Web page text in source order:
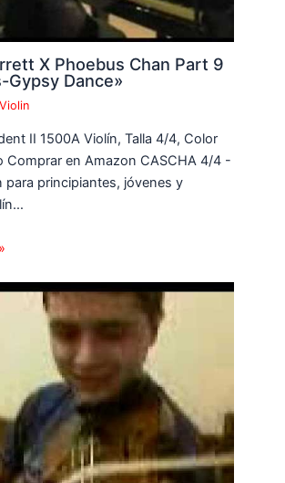
X Phoebus Chan Part 9
Gypsy Dance»
II 1500A Violín, Talla 4/4, Color
Comprar en Amazon CASCHA 4/4 -
para principiantes, jóvenes y